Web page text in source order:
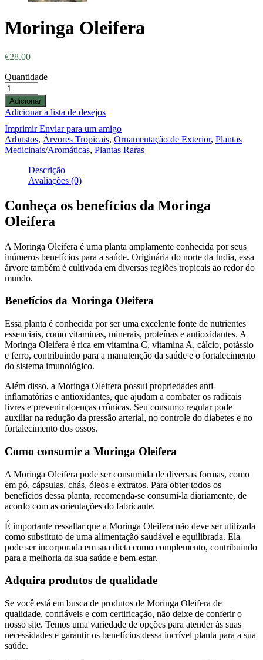
Moringa Oleifera
€28.00
Quantidade
Adicionar
Adicionar a lista de desejos
ImprimirEnviar para um amigo
Arbustos, Árvores Tropicais, Ornamentação de Exterior, Plantas
Medicinais/Aromáticas, Plantas Raras
Descrição
Avaliações (0)
Conheça os benefícios da Moringa
Oleifera
A Moringa Oleifera é uma planta amplamente conhecida por seus
inúmeros benefícios para a saúde. Originária do norte da Índia, essa
árvore também é cultivada em diversas regiões tropicais ao redor do
mundo.
Benefícios da Moringa Oleifera
Essa planta é conhecida por ser uma excelente fonte de nutrientes
essenciais, como vitaminas, minerais, proteínas e antioxidantes. A
Moringa Oleifera é rica em vitamina C, vitamina A, cálcio, potássio
e ferro, contribuindo para a manutenção da saúde e o fortalecimento
do sistema imunológico.
Além disso, a Moringa Oleifera possui propriedades anti-
inflamatórias e antioxidantes, que ajudam a combater os radicais
livres e prevenir doenças crônicas. Seu consumo regular pode
auxiliar na redução da pressão arterial, no controle do diabetes e no
fortalecimento dos ossos.
Como consumir a Moringa Oleifera
A Moringa Oleifera pode ser consumida de diversas formas, como
em pó, cápsulas, chás, óleos e extratos. Para obter todos os
benefícios dessa planta, recomenda-se consumi-la diariamente, de
acordo com as orientações do fabricante.
É importante ressaltar que a Moringa Oleifera não deve ser utilizada
como substituto de uma alimentação saudável e equilibrada. Ela
pode ser incorporada em sua dieta como complemento, contribuindo
para a melhoria da sua saúde e bem-estar.
Adquira produtos de qualidade
Se você está em busca de produtos de Moringa Oleifera de
qualidade, confiáveis e com certificação, não deixe de conferir o
nosso site. Temos uma variedade de opções para atender às suas
necessidades e garantir os benefícios dessa incrível planta para a sua
saúde.